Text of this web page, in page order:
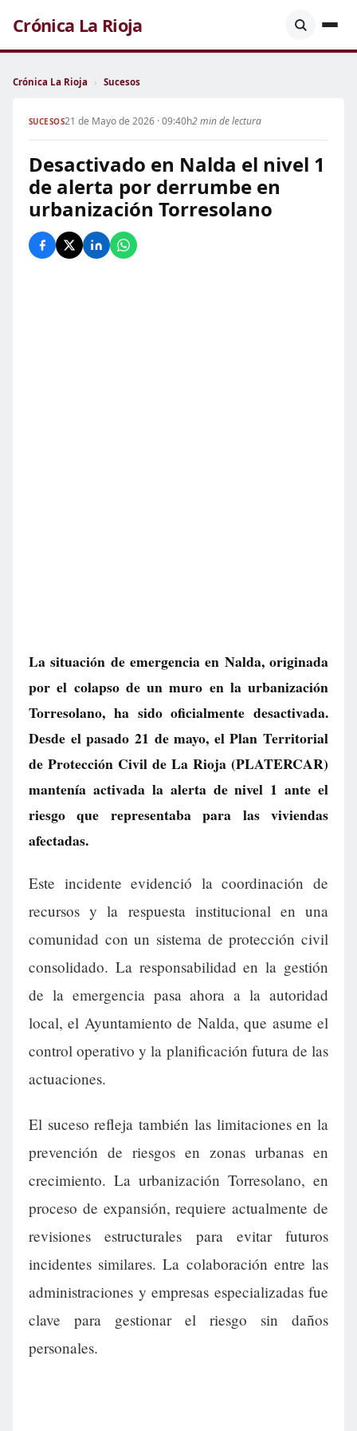
Crónica La Rioja
Crónica La Rioja › Sucesos
SUCESOS21 de Mayo de 2026 · 09:40h2 min de lectura
Desactivado en Nalda el nivel 1
de alerta por derrumbe en
urbanización Torresolano
La situación de emergencia en Nalda, originada
por el colapso de un muro en la urbanización
Torresolano, ha sido oficialmente desactivada.
Desde el pasado 21 de mayo, el Plan Territorial
de Protección Civil de La Rioja (PLATERCAR)
mantenía activada la alerta de nivel 1 ante el
riesgo que representaba para las viviendas
afectadas.
Este incidente evidenció la coordinación de
recursos y la respuesta institucional en una
comunidad con un sistema de protección civil
consolidado. La responsabilidad en la gestión
de la emergencia pasa ahora a la autoridad
local, el Ayuntamiento de Nalda, que asume el
control operativo y la planificación futura de las
actuaciones.
El suceso refleja también las limitaciones en la
prevención de riesgos en zonas urbanas en
crecimiento. La urbanización Torresolano, en
proceso de expansión, requiere actualmente de
revisiones estructurales para evitar futuros
incidentes similares. La colaboración entre las
administraciones y empresas especializadas fue
clave para gestionar el riesgo sin daños
personales.